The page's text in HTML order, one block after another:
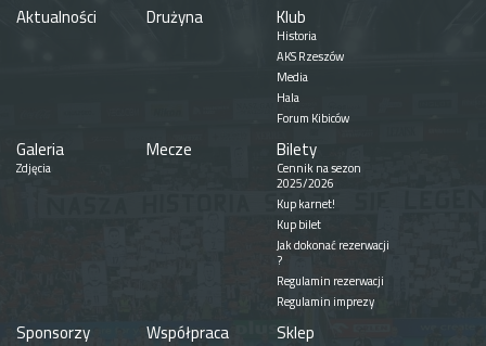
Aktualności Drużyna Klub
Historia
AKS Rzeszów
Media
Hala
Forum Kibiców
Galeria
Zdjęcia
Mecze Bilety
Cennik na sezon
2025/2026
Kup karnet!
Kup bilet
Jak dokonać rezerwacji
?
Regulamin rezerwacji
Regulamin imprezy
Sponsorzy Współpraca Sklep